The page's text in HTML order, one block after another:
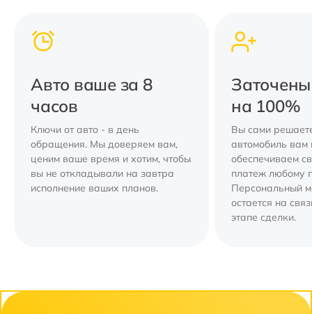
Авто ваше за 8
часов
Ключи от авто - в день
обращения. Мы доверяем вам,
ценим ваше время и хотим, чтобы
вы не откладывали на завтра
исполнение ваших планов.
на 100%
Вы сами
автомобиль
обеспечиваем
платеж любому
Персональный
остается на
этапе сделки.